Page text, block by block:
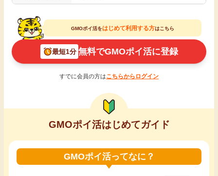
ゲーム
お友達紹介
学び
進学・教育
月額有料サービス
GMOポイ活をはじめて利用する方はこちら
最短1分 無料でGMOポイ活に登録
すでに会員の方はこちらからログイン
GMOポイ活はじめてガイド
GMOポイ活ってなに？